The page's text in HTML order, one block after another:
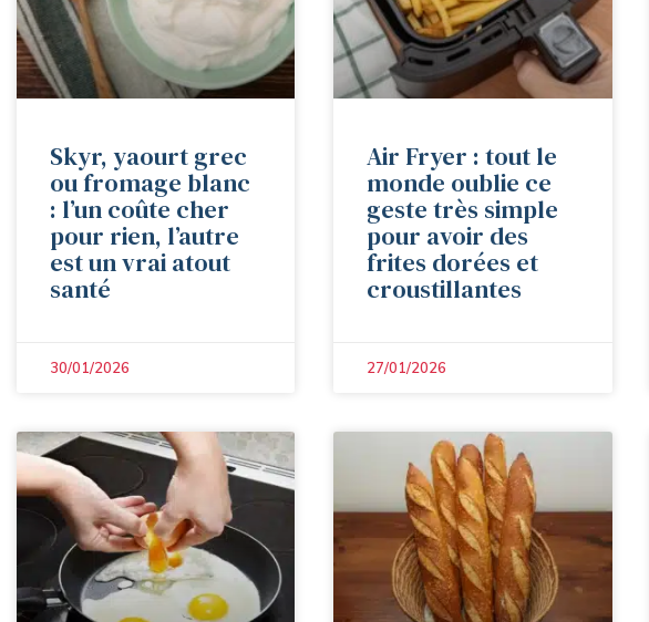
Skyr, yaourt grec
ou fromage blanc
: l’un coûte cher
pour rien, l’autre
est un vrai atout
santé
30/01/2026
Air Fryer : tout le
monde oublie ce
geste très simple
pour avoir des
frites dorées et
croustillantes
27/01/2026